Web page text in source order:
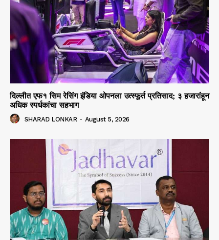
दिल्लीत एफ१ सिम रेसिंग इंडिया ओपनला उत्स्फूर्त प्रतिसाद; ३ हजारांहून
अधिक स्पर्धकांचा सहभाग
SHARAD LONKAR - August 5, 2026